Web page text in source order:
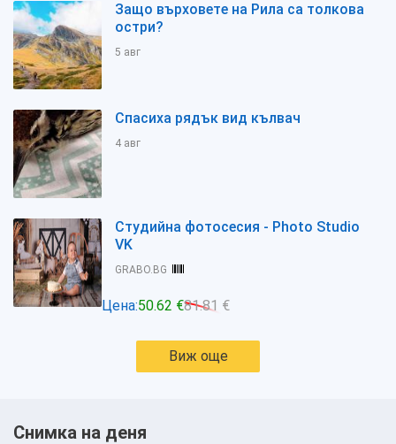
Защо върховете на Рила са толкова
остри?
5 авг
Спасиха рядък вид кълвач
4 авг
Студийна фотосесия - Photo Studio
VK
GRABO.BG
Цена:50.62 €81.81 €
Виж още
Снимка на деня